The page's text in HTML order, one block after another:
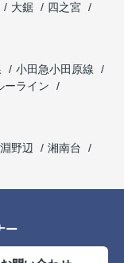
大鋸
四之宮
小田急小田原線
ーライン
淵野辺
湘南台
ー